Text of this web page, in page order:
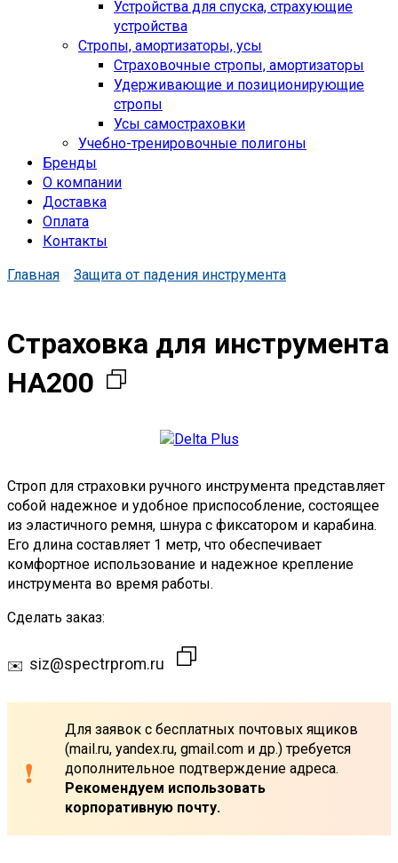
Устройства для спуска, cтрахующие
устройства
Стропы, амортизаторы, усы
Страховочные стропы, амортизаторы
Удерживающие и позиционирующие
стропы
Усы самостраховки
Учебно-тренировочные полигоны
Бренды
О компании
Доставка
Оплата
Контакты
Главная
Защита от падения инструмента
Страховка для инструмента
HA200
Строп для страховки ручного инструмента представляет
собой надежное и удобное приспособление, состоящее
из эластичного ремня, шнура с фиксатором и карабина.
Его длина составляет 1 метр, что обеспечивает
комфортное использование и надежное крепление
инструмента во время работы.
Сделать заказ:
siz@spectrprom.ru
Для заявок с бесплатных почтовых ящиков
(mail.ru, yandex.ru, gmail.com и др.) требуется
дополнительное подтверждение адреса.
Рекомендуем использовать
корпоративную почту.